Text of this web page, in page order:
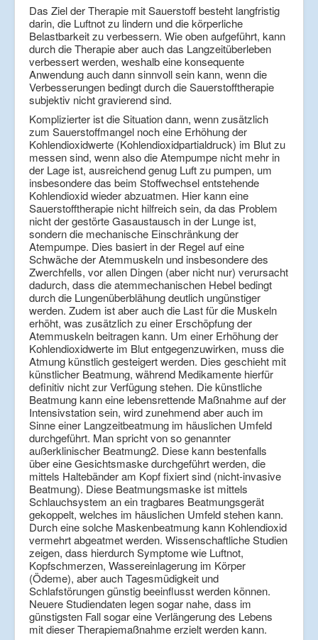
Das Ziel der Therapie mit Sauerstoff besteht langfristig
darin, die Luftnot zu lindern und die körperliche
Belastbarkeit zu verbessern. Wie oben aufgeführt, kann
durch die Therapie aber auch das Langzeitüberleben
verbessert werden, weshalb eine konsequente
Anwendung auch dann sinnvoll sein kann, wenn die
Verbesserungen bedingt durch die Sauerstofftherapie
subjektiv nicht gravierend sind.
Komplizierter ist die Situation dann, wenn zusätzlich
zum Sauerstoffmangel noch eine Erhöhung der
Kohlendioxidwerte (Kohlendioxidpartialdruck) im Blut zu
messen sind, wenn also die Atempumpe nicht mehr in
der Lage ist, ausreichend genug Luft zu pumpen, um
insbesondere das beim Stoffwechsel entstehende
Kohlendioxid wieder abzuatmen. Hier kann eine
Sauerstofftherapie nicht hilfreich sein, da das Problem
nicht der gestörte Gasaustausch in der Lunge ist,
sondern die mechanische Einschränkung der
Atempumpe. Dies basiert in der Regel auf eine
Schwäche der Atemmuskeln und insbesondere des
Zwerchfells, vor allen Dingen (aber nicht nur) verursacht
dadurch, dass die atemmechanischen Hebel bedingt
durch die Lungenüberblähung deutlich ungünstiger
werden. Zudem ist aber auch die Last für die Muskeln
erhöht, was zusätzlich zu einer Erschöpfung der
Atemmuskeln beitragen kann. Um einer Erhöhung der
Kohlendioxidwerte im Blut entgegenzuwirken, muss die
Atmung künstlich gesteigert werden. Dies geschieht mit
künstlicher Beatmung, während Medikamente hierfür
definitiv nicht zur Verfügung stehen. Die künstliche
Beatmung kann eine lebensrettende Maßnahme auf der
Intensivstation sein, wird zunehmend aber auch im
Sinne einer Langzeitbeatmung im häuslichen Umfeld
durchgeführt. Man spricht von so genannter
außerklinischer Beatmung2. Diese kann bestenfalls
über eine Gesichtsmaske durchgeführt werden, die
mittels Haltebänder am Kopf fixiert sind (nicht-invasive
Beatmung). Diese Beatmungsmaske ist mittels
Schlauchsystem an ein tragbares Beatmungsgerät
gekoppelt, welches im häuslichen Umfeld stehen kann.
Durch eine solche Maskenbeatmung kann Kohlendioxid
vermehrt abgeatmet werden. Wissenschaftliche Studien
zeigen, dass hierdurch Symptome wie Luftnot,
Kopfschmerzen, Wassereinlagerung im Körper
(Ödeme), aber auch Tagesmüdigkeit und
Schlafstörungen günstig beeinflusst werden können.
Neuere Studiendaten legen sogar nahe, dass im
günstigsten Fall sogar eine Verlängerung des Lebens
mit dieser Therapiemaßnahme erzielt werden kann.